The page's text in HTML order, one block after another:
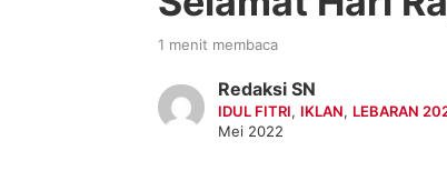
1 menit membaca
Redaksi SN
IDUL FITRI, IKLAN, LEBARAN
Mei 2022